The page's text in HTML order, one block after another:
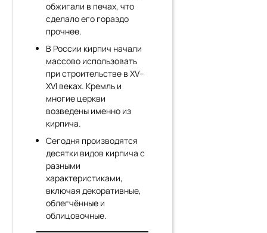
обжигали в печах, что
сделало его гораздо
прочнее.
В России кирпич начали
массово использовать
при строительстве в XV–
XVI веках. Кремль и
многие церкви
возведены именно из
кирпича.
Сегодня производятся
десятки видов кирпича с
разными
характеристиками,
включая декоративные,
облегчённые и
облицовочные.